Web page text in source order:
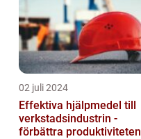
02 juli 2024
Effektiva hjälpmedel till
verkstadsindustrin -
förbättra produktiviteten